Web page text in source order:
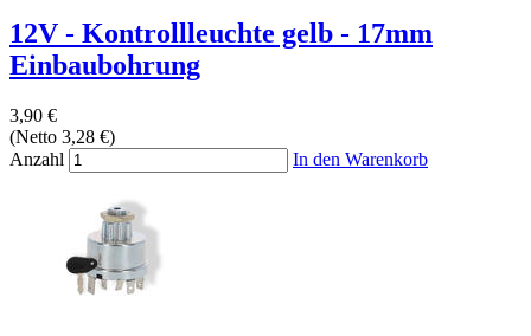
12V - Kontrollleuchte gelb - 17mm
Einbaubohrung
3,90 €
(Netto 3,28 €)
Anzahl
In den Warenkorb